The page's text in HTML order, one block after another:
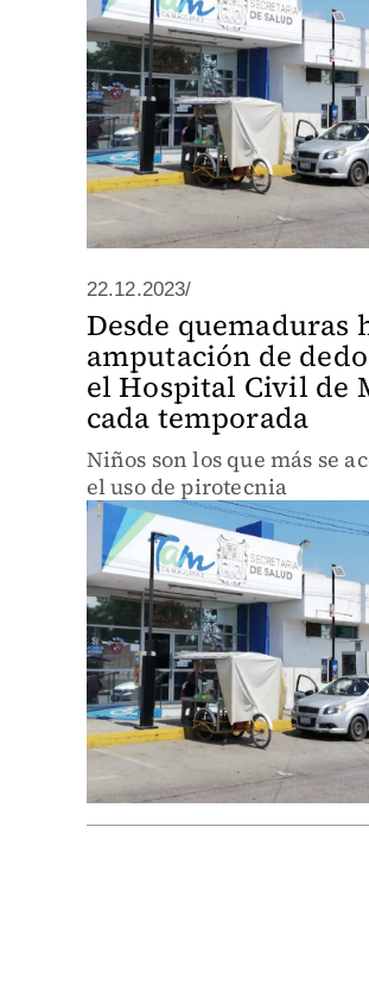
22.12.2023/
Desde quemaduras
amputación de
el Hospital Civil de
cada temporada
Niños son los que más se
el uso de pirotecnia